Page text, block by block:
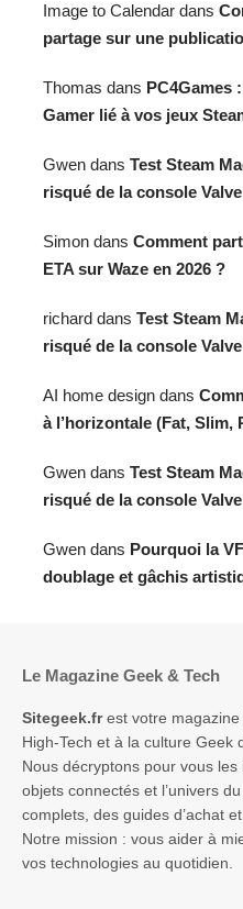
Image to Calendar dans
partage sur une
Thomas dans PC4Games
Gamer lié à vos jeux
Gwen dans Test Steam
risqué de la console Valve
Simon dans Comment
ETA sur Waze en 2026 ?
richard dans Test Steam
risqué de la console Valve
AI home design dans
à l’horizontale (Fat, Slim,
Gwen dans Test Steam
risqué de la console Valve
Gwen dans Pourquoi la
doublage et gâchis
Le Magazine Geek & Tech
Sitegeek.frest votre magazine
High-Tech et à la culture Geek
Nous décryptons pour vous
objets connectés et l’univers
complets, des guides d’achat
Notre mission : vous aider à
vos technologies au quotidien.